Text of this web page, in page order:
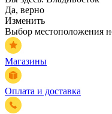
Да, верно
Изменить
Выбор местоположения
Магазины
Оплата и доставка